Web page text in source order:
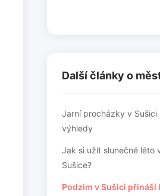
Další články o
Jarní procházky v Sušici
výhledy
Jak si užít slunečné léto
Sušice?
Podzim v Sušici přináší